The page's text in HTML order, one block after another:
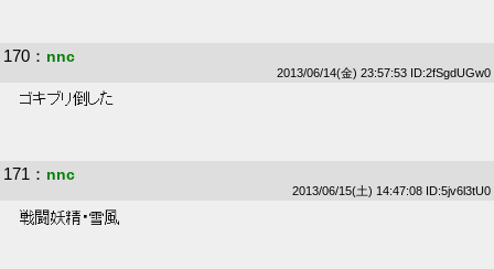
170 ： nnc
2013/06/14(金) 23:57:53 ID:2fSgdUGw0
ゴキブリ倒した
171 ： nnc
2013/06/15(土) 14:47:08 ID:5jv6l3tU0
戦闘妖精・雪風